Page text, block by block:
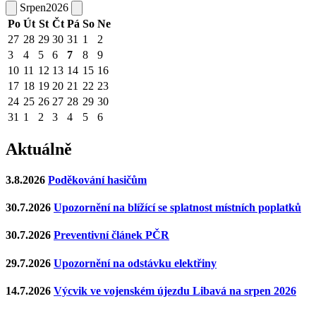
Srpen2026
Po Út St Čt Pá So Ne
27 28 29 30 31 1
2
3
4 5 6 7 8
9
10 11 12 13 14 15 16
17 18 19 20 21 22 23
24 25 26 27 28 29 30
31 1 2 3 4 5 6
Aktuálně
3.8.2026 Poděkování hasičům
30.7.2026 Upozornění na blížící se splatnost místních poplatků
30.7.2026 Preventivní článek PČR
29.7.2026 Upozornění na odstávku elektřiny
14.7.2026 Výcvik ve vojenském újezdu Libavá na srpen 2026